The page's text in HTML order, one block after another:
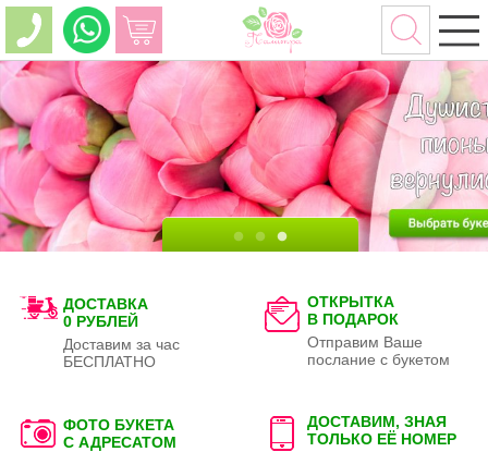
ДОСТАВКА
0 РУБЛЕЙ
Доставим за час
БЕСПЛАТНО
ОТКРЫТКА
В ПОДАРОК
Отправим Ваше
послание с букетом
ФОТО БУКЕТА
С АДРЕСАТОМ
ДОСТАВИМ, ЗНАЯ
ТОЛЬКО ЕЁ НОМЕР